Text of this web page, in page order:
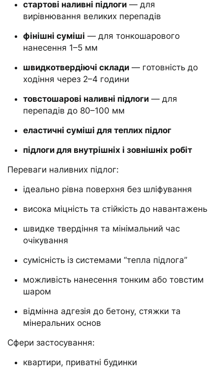
стартові наливні підлоги — для
вирівнювання великих перепадів
фінішні суміші — для тонкошарового
нанесення 1–5 мм
швидкотвердіючі склади — готовність до
ходіння через 2–4 години
товстошарові наливні підлоги — для
перепадів до 80–100 мм
еластичні суміші для теплих підлог
підлоги для внутрішніх і зовнішніх робіт
Переваги наливних підлог:
ідеально рівна поверхня без шліфування
висока міцність та стійкість до навантажень
швидке твердіння та мінімальний час
очікування
сумісність із системами “тепла підлога”
можливість нанесення тонким або товстим
шаром
відмінна адгезія до бетону, стяжки та
мінеральних основ
Сфери застосування:
квартири, приватні будинки